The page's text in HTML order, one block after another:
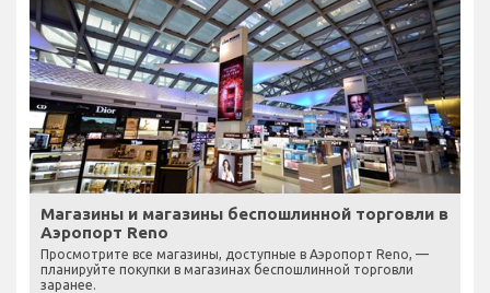
Магазины и магазины беспошлинной торговли в
Аэропорт Reno
Просмотрите все магазины, доступные в Аэропорт Reno, —
планируйте покупки в магазинах беспошлинной торговли
заранее.